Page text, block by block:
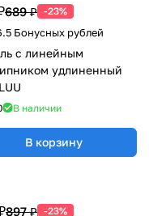
689 ₽ -23%
Бонусных рублей
с линейным
удлиненный
В наличии
В корзину
897 ₽ -23%